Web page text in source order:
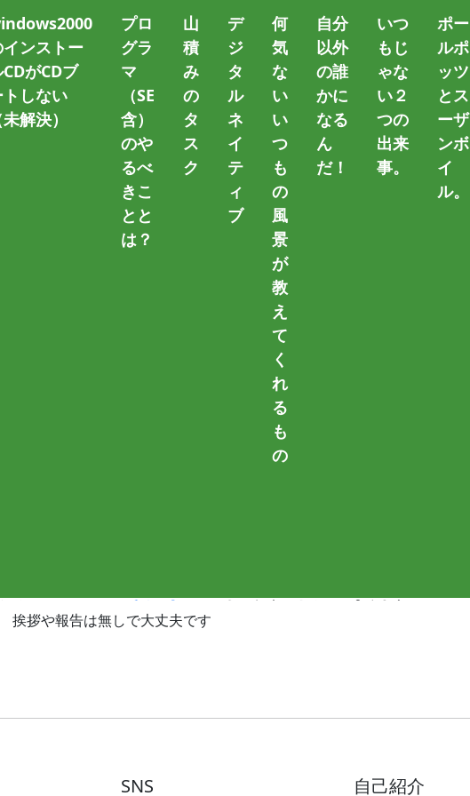
ンストー
がCDブ
トしない
未解決）
プロ
グラ
マ
（SE
含）
のや
るべ
きこ
とと
は？
山
積
み
の
タ
ス
ク
デ
ジ
タ
ル
ネ
イ
テ
ィ
ブ
何
気
な
い
い
つ
も
の
風
景
が
教
え
て
く
れ
る
も
の
自分
以外
の誰
かに
なる
ん
だ！
いつ
もじ
ゃな
い２
つの
出来
事。
ポー
ルポ
ッツ
とス
ーザ
ンボ
イ
ル。
カタカナ
～ タグ一覧 ～
ナ、漢字、アルファベット、数字以外か判定す
」欄とか・・・。 ユーザーが入力した文字に、記号や見えない文字
るかチェックします。 つまり・・・「ひらがな」「カタカナ」「漢
挨拶や報告は無しで大丈夫です
SNS 自己紹介